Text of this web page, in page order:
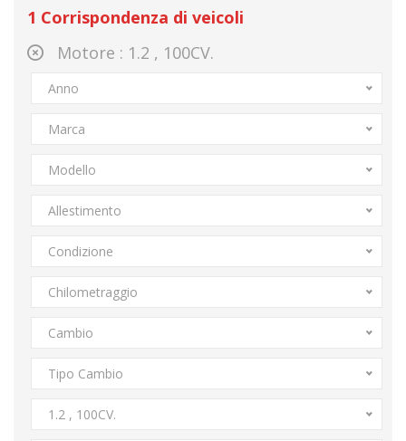
1 Corrispondenza di veicoli
Motore : 1.2 , 100CV.
Anno
Marca
Modello
Allestimento
Condizione
Chilometraggio
Cambio
Tipo Cambio
1.2 , 100CV.